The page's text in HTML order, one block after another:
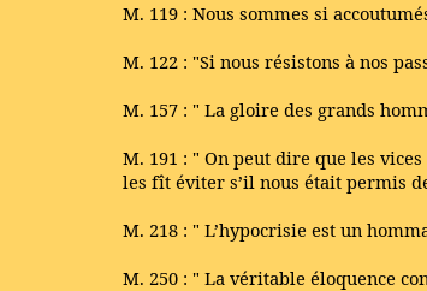
M. 119 : Nous sommes si
M. 122 : "Si nous résistons à nos
M. 157 : " La gloire des grands
M. 191 : " On peut dire que les
les fît éviter s’il nous était permis
M. 218 : " L’hypocrisie est un
M. 250 : " La véritable éloquence